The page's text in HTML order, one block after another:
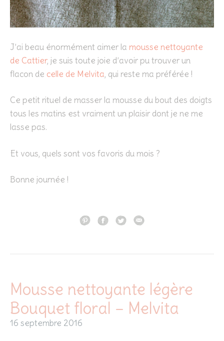
J’ai beau énormément aimer la mousse nettoyante
de Cattier, je suis toute joie d’avoir pu trouver un
flacon de celle de Melvita, qui reste ma préférée !
Ce petit rituel de masser la mousse du bout des doigts
tous les matins est vraiment un plaisir dont je ne me
lasse pas.
Et vous, quels sont vos favoris du mois ?
Bonne journée !
Mousse nettoyante légère
Bouquet floral – Melvita
16 septembre 2016